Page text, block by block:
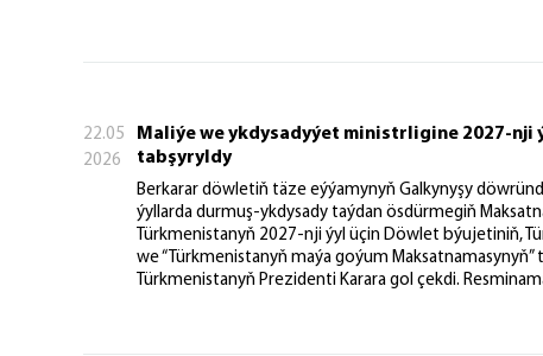
22.05
2026
Maliýe we ykdysadyýet ministrligine 2027-
tabşyryldy
Berkarar döwletiň täze eýýamynyň Galkynyşy
ýyllarda durmuş-ykdysady taýdan ösdürmegiň
Türkmenistanyň 2027-nji ýyl üçin Döwlet býujetiniň,
we “Türkmenistanyň maýa goýum
Türkmenistanyň Prezidenti Karara gol çekdi.